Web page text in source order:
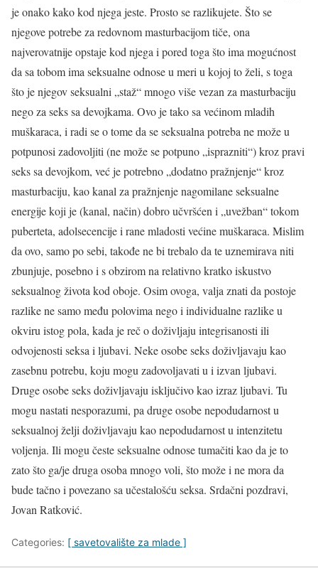
je onako kako kod njega jeste. Prosto se razlikujete. Što se
njegove potrebe za redovnom masturbacijom tiče, ona
najverovatnije opstaje kod njega i pored toga što ima mogućnost
da sa tobom ima seksualne odnose u meri u kojoj to želi, s toga
što je njegov seksualni „staž“ mnogo više vezan za masturbaciju
nego za seks sa devojkama. Ovo je tako sa većinom mladih
muškaraca, i radi se o tome da se seksualna potreba ne može u
potpunosi zadovoljiti (ne može se potpuno „isprazniti“) kroz pravi
seks sa devojkom, već je potrebno „dodatno pražnjenje“ kroz
masturbaciju, kao kanal za pražnjenje nagomilane seksualne
energije koji je (kanal, način) dobro učvršćen i „uvežban“ tokom
puberteta, adolsecencije i rane mladosti većine muškaraca. Mislim
da ovo, samo po sebi, takođe ne bi trebalo da te uznemirava niti
zbunjuje, posebno i s obzirom na relativno kratko iskustvo
seksualnog života kod oboje. Osim ovoga, valja znati da postoje
razlike ne samo među polovima nego i individualne razlike u
okviru istog pola, kada je reč o doživljaju integrisanosti ili
odvojenosti seksa i ljubavi. Neke osobe seks doživljavaju kao
zasebnu potrebu, koju mogu zadovoljavati u i izvan ljubavi.
Druge osobe seks doživljavaju isključivo kao izraz ljubavi. Tu
mogu nastati nesporazumi, pa druge osobe nepodudarnost u
seksualnoj želji doživljavaju kao nepodudarnost u intenzitetu
voljenja. Ili mogu česte seksualne odnose tumačiti kao da je to
zato što ga/je druga osoba mnogo voli, što može i ne mora da
bude tačno i povezano sa učestalošću seksa. Srdačni pozdravi,
Jovan Ratković.
Categories: [ savetovalište za mlade ]